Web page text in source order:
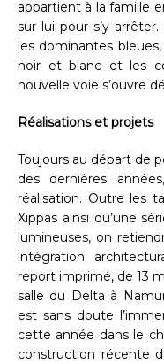
appartient à la famille
sur lui pour s’y
les dominantes
noir et blanc et les
nouvelle voie s’ouvre
Réalisations et projets
Toujours au départ de
des dernières
réalisation. Outre les
Xippas ainsi qu’une
lumineuses, on
intégration
report imprimé, de 13
salle du Delta à
est sans doute
cette année dans le
construction récente